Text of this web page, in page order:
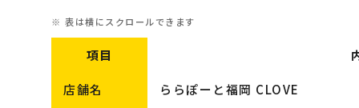
項目
店舗名 ららぽーと福岡 CLOVE